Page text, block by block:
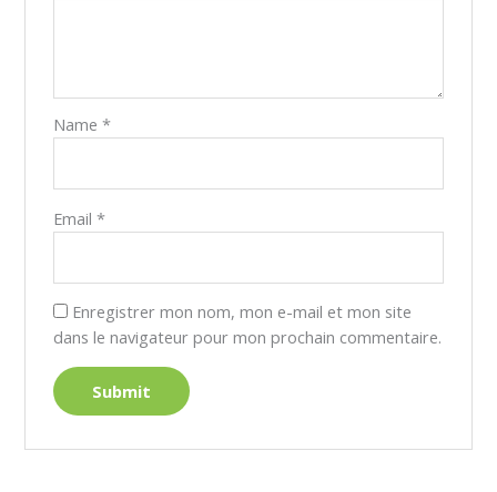
Name *
Email *
Enregistrer mon nom, mon e-mail et mon site
dans le navigateur pour mon prochain commentaire.